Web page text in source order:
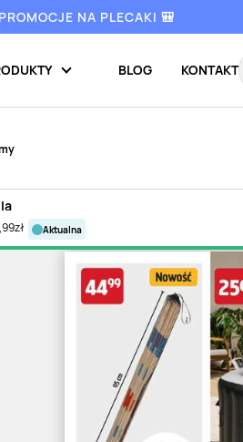
NA PLECAKI 🎒
BLOG KONTAKT
zł aktualna